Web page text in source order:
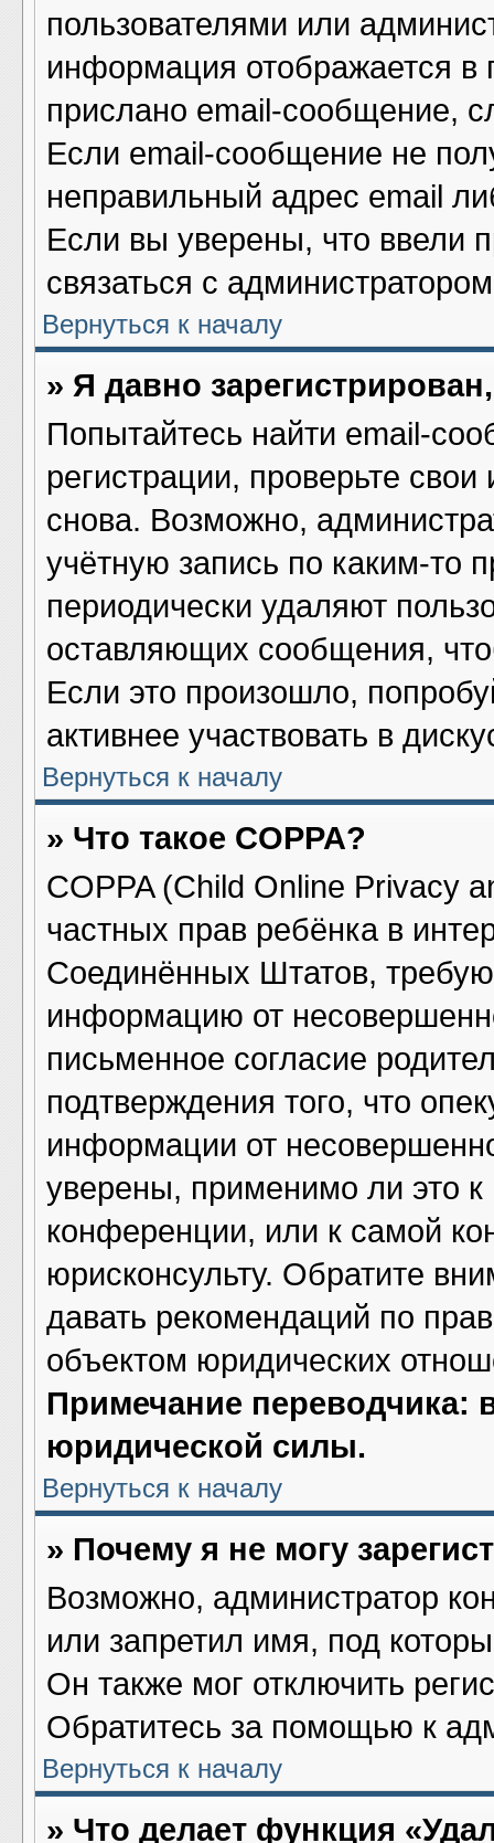
пользователями или
информация отображается в
прислано email-сообщение,
Если email-сообщение не
неправильный адрес email
Если вы уверены, что ввели
связаться с
Вернуться к началу
» Я давно
Попытайтесь найти email-
регистрации, проверьте
снова. Возможно,
учётную запись по каким-то
периодически удаляют
оставляющих сообщения,
Если это произошло,
активнее участвовать в
Вернуться к началу
» Что такое COPPA?
COPPA (Child Online Privacy
частных прав ребёнка в
Соединённых Штатов,
информацию от
письменное согласие
подтверждения того, что
информации от
уверены, применимо ли это
конференции, или к самой
юрисконсульту. Обратите
давать рекомендаций по
объектом юридических
Примечание переводчика:
юридической силы.
Вернуться к началу
» Почему я не могу
Возможно, администратор
или запретил имя, под
Он также мог отключить
Обратитесь за помощью к
Вернуться к началу
» Что делает функция